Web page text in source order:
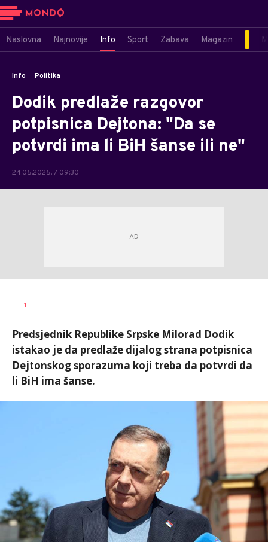
Naslovna Najnovije Info Sport Zabava Magazin
Info Politika
Dodik predlaže razgovor
potpisnica Dejtona: "Da se
potvrdi ima li BiH šanse ili ne"
24.05.2025. / 09:30
AUTOR
1
Predsjednik Republike Srpske Milorad Dodik
istakao je da predlaže dijalog strana potpisnica
Dejtonskog sporazuma koji treba da potvrdi da
li BiH ima šanse.